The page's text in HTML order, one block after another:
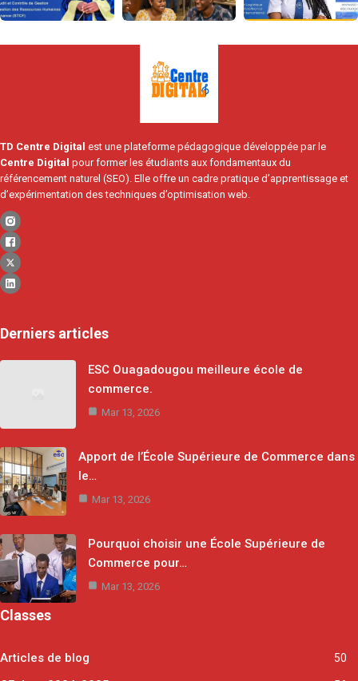
TD Centre Digital est une plateforme pédagogique développée par le
Centre Digital pour former les étudiants aux fondamentaux du
référencement naturel (SEO). Elle offre un cadre pratique d’apprentissage et
d’expérimentation des techniques d’optimisation web.
Derniers articles
ESC Ouagadougou meilleure école de
commerce.
Mar 13, 2026
Apport de l’École Supérieure de Commerce dans
le…
Mar 13, 2026
Pourquoi choisir une École Supérieure de
Commerce pour…
Mar 13, 2026
Classes
Articles de blog 50